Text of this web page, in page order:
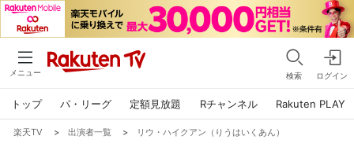
メニュー 検索 ログイン
トップ パ・リーグ 定額見放題 Rチャンネル Rakuten PLAY
楽天TV > 出演者一覧 > リウ・ハイクアン（りうはいくあん）